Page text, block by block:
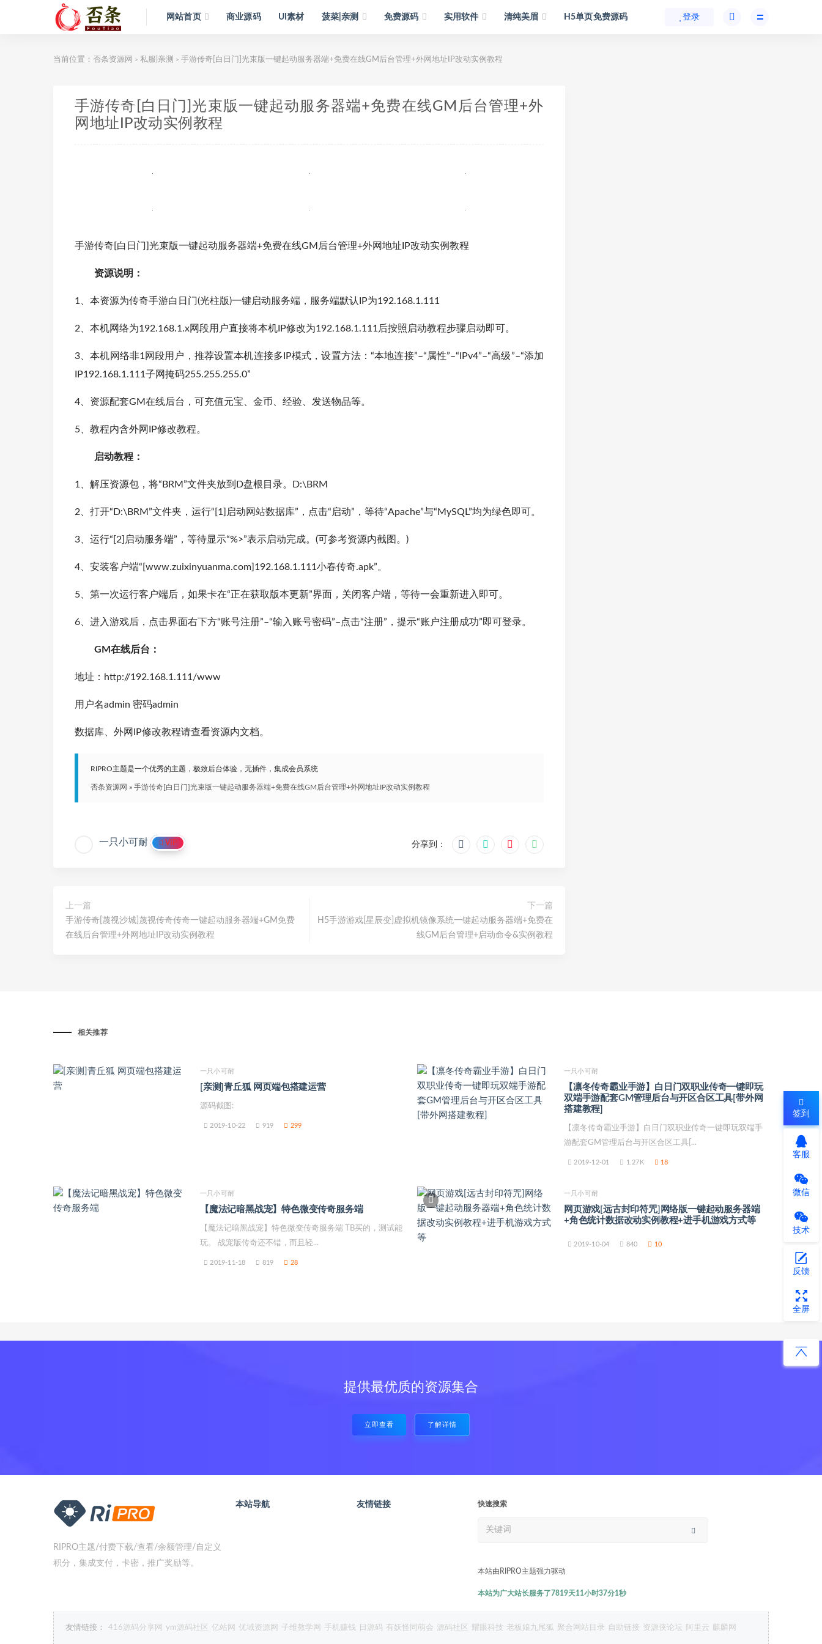
网站首页 商业源码 UI素材 菠菜|亲测 免费源码 实用软件 清纯美眉 H5单页免费源码 登录
当前位置： 否条资源网 > 私服|亲测 > 手游传奇[白日门]光束版一键起动服务器端+免费在线GM后台管理+外网地址IP改动实例教程
手游传奇[白日门]光束版一键起动服务器端+免费在线GM后台管理+外
网地址IP改动实例教程
手游传奇[白日门]光束版一键起动服务器端+免费在线GM后台管理+外网地址IP改动实例教程
资源说明：
1、本资源为传奇手游白日门(光柱版)一键启动服务端，服务端默认IP为192.168.1.111
2、本机网络为192.168.1.x网段用户直接将本机IP修改为192.168.1.111后按照启动教程步骤启动即可。
3、本机网络非1网段用户，推荐设置本机连接多IP模式，设置方法：“本地连接”–“属性”–“IPv4”–“高级”–“添加
IP192.168.1.111子网掩码255.255.255.0”
4、资源配套GM在线后台，可充值元宝、金币、经验、发送物品等。
5、教程内含外网IP修改教程。
启动教程：
1、解压资源包，将“BRM”文件夹放到D盘根目录。D:\BRM
2、打开“D:\BRM”文件夹，运行“[1]启动网站数据库”，点击“启动”，等待“Apache”与“MySQL”均为绿色即可。
3、运行“[2]启动服务端”，等待显示“%>”表示启动完成。(可参考资源内截图。)
4、安装客户端“[www.zuixinyuanma.com]192.168.1.111小春传奇.apk”。
5、第一次运行客户端后，如果卡在“正在获取版本更新”界面，关闭客户端，等待一会重新进入即可。
6、进入游戏后，点击界面右下方“账号注册”–“输入账号密码”–点击“注册”，提示“账户注册成功”即可登录。
GM在线后台：
地址：http://192.168.1.111/www
用户名admin 密码admin
数据库、外网IP修改教程请查看资源内文档。
RIPRO主题是一个优秀的主题，极致后台体验，无插件，集成会员系统
否条资源网 » 手游传奇[白日门]光束版一键起动服务器端+免费在线GM后台管理+外网地址IP改动实例教程
一只小可耐 VIP 分享到：
上一篇
手游传奇[蔑视沙城]蔑视传奇传奇一键起动服务器端+GM免费
在线后台管理+外网地址IP改动实例教程
下一篇
H5手游游戏[星辰变]虚拟机镜像系统一键起动服务器端+免费在
线GM后台管理+启动命令&实例教程
相关推荐
一只小可耐
[亲测]青丘狐 网页端包搭建运营
源码截图:
2019-10-22 919 299
一只小可耐
【凛冬传奇霸业手游】白日门双职业传奇一键即玩
双端手游配套GM管理后台与开区合区工具[带外网
搭建教程]
【凛冬传奇霸业手游】白日门双职业传奇一键即玩双端手
游配套GM管理后台与开区合区工具[...
2019-12-01 1.27K 18
一只小可耐
【魔法记暗黑战宠】特色微变传奇服务端
【魔法记暗黑战宠】特色微变传奇服务端 TB买的，测试能
玩。 战宠版传奇还不错，而且轻...
2019-11-18 819 28
一只小可耐
网页游戏[远古封印符咒]网络版一键起动服务器端
+角色统计数据改动实例教程+进手机游戏方式等
2019-10-04 840 10
提供最优质的资源集合
立即查看 了解详情
RIPRO主题/付费下载/查看/余额管理/自定义
积分，集成支付，卡密，推广奖励等。
本站导航 友情链接 快速搜索
本站由RIPRO主题强力驱动
本站为广大站长服务了7819天11小时37分1秒
友情链接： 416源码分享网 ym源码社区 亿站网 优域资源网 子维教学网 手机赚钱 日源码 有妖怪同萌会 源码社区 耀眼科技 老板娘九尾狐 聚合网站目录 自助链接 资源侠论坛 阿里云 麒麟网
签到
客服
微信
技术
反馈
全屏